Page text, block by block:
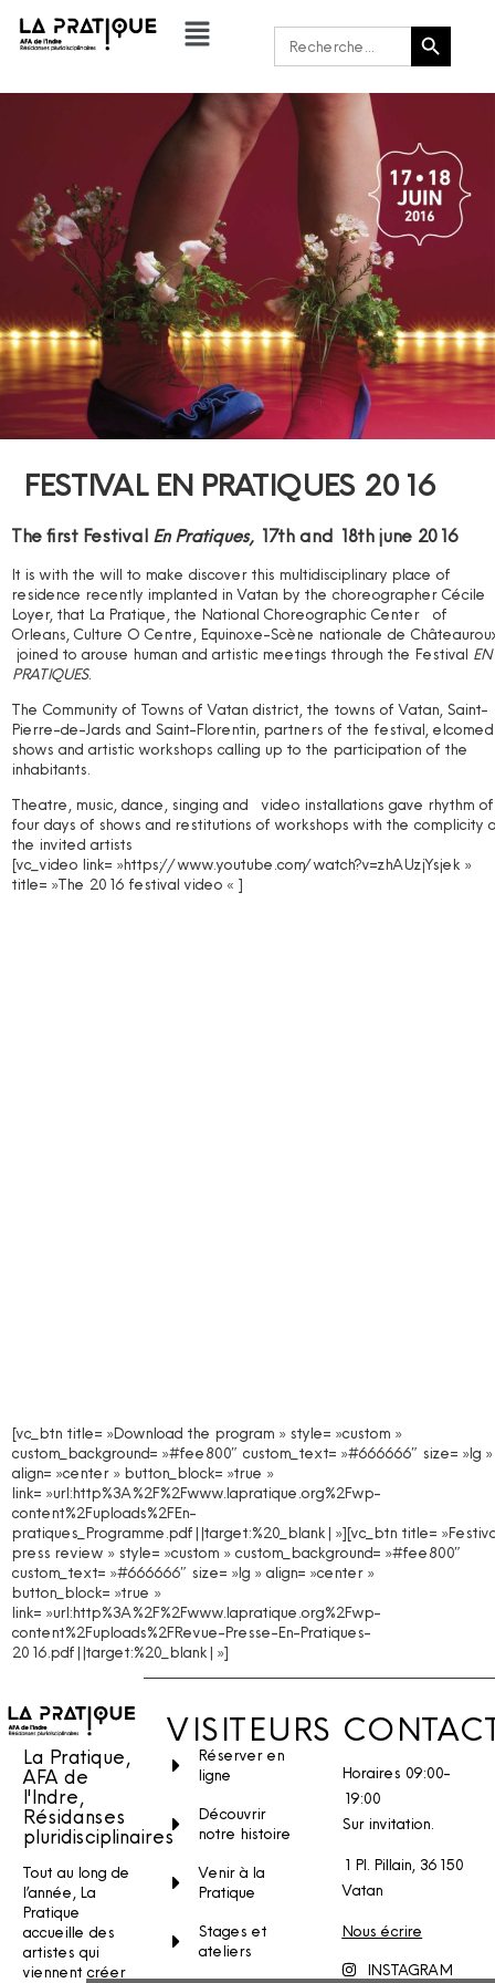
Rechercher : Bouton de recherche
FESTIVAL EN PRATIQUES 2016
The first FestivalEn Pratiques,17th and 18th june 2016
It is with the will to make discover this multidisciplinary place of
residence recently implanted in Vatan by the choreographer Cécile
Loyer, that La Pratique, the National Choreographic Center of
Orleans, Culture O Centre, Equinoxe-Scène nationale de
joined to arouse human and artistic meetings through the Festival EN
PRATIQUES.
The Community of Towns of Vatan district, the towns of Vatan, Saint-
Pierre-de-Jards and Saint-Florentin, partners of the festival, elcomed
shows and artistic workshops calling up to the participation of the
inhabitants.
Theatre, music, dance, singing and video installations gave rhythm of
four days of shows and restitutions of workshops with the complicity
the invited artists
[vc_video link= »https://www.youtube.com/watch?v=zhAUzjYsjek »
title= »The 2016 festival video « ]
[vc_btn title= »Download the program » style= »custom »
custom_background= »#fee800″ custom_text= »#666666″ size= »lg »
align= »center » button_block= »true »
link= »url:http%3A%2F%2Fwww.lapratique.org%2Fwp-
content%2Fuploads%2FEn-
pratiques_Programme.pdf||target:%20_blank| »][vc_btn title=
press review » style= »custom » custom_background= »#fee800″
custom_text= »#666666″ size= »lg » align= »center »
button_block= »true »
link= »url:http%3A%2F%2Fwww.lapratique.org%2Fwp-
content%2Fuploads%2FRevue-Presse-En-Pratiques-
2016.pdf||target:%20_blank| »]
La Pratique,
AFA de
l'Indre,
Résidanses
pluridisciplinaires
Tout au long de
l’année, La
Pratique
accueille des
artistes qui
viennent créer
VISITEURS
Réserver en
ligne
Découvrir
notre histoire
Venir à la
Pratique
Stages et
ateliers
Horaires 09:00-
19:00
Sur invitation.
1 Pl. Pillain, 36150
Vatan
Nous écrire
INSTAGRAM